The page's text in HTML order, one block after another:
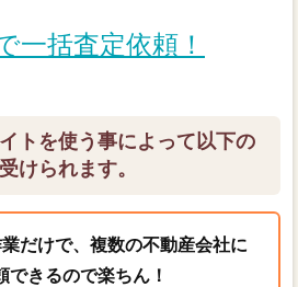
一括査定依頼！
トを使う事によって以下の
けられます。
だけで、複数の不動産会社に
できるので楽ちん！